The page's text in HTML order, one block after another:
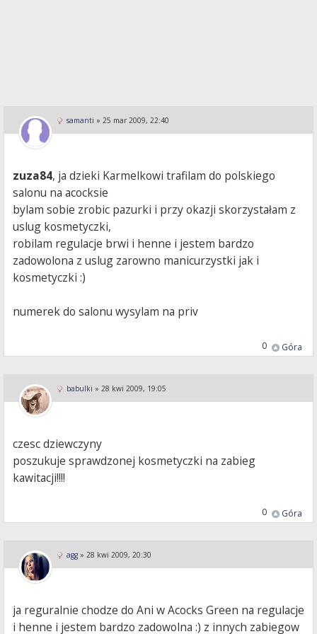
samanti » 25 mar 2009, 22:40
zuza84, ja dzieki Karmelkowi trafilam do polskiego
salonu na acocksie
bylam sobie zrobic pazurki i przy okazji skorzystałam z
uslug kosmetyczki,
robilam regulacje brwi i henne i jestem bardzo
zadowolona z uslug zarowno manicurzystki jak i
kosmetyczki :)
numerek do salonu wysylam na priv
Góra
0
babulki » 28 kwi 2009, 19:05
czesc dziewczyny
poszukuje sprawdzonej kosmetyczki na zabieg
kawitacji!!!!
Góra
0
agg » 28 kwi 2009, 20:30
ja reguralnie chodze do Ani w Acocks Green na regulacje
i henne i jestem bardzo zadowolna :) z innych zabiegow